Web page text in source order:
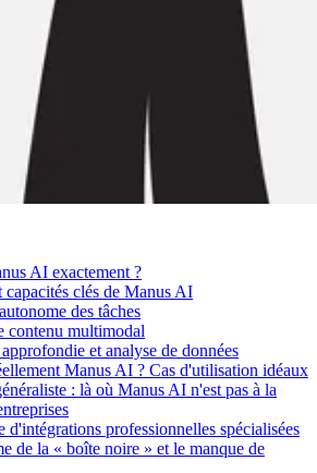
AI exactement ?
capacités clés de Manus AI
des tâches
contenu multimodal
et analyse de données
Manus AI ? Cas d'utilisation idéaux
: là où Manus AI n'est pas à la
d'intégrations professionnelles spécialisées
de la « boîte noire » et le manque de